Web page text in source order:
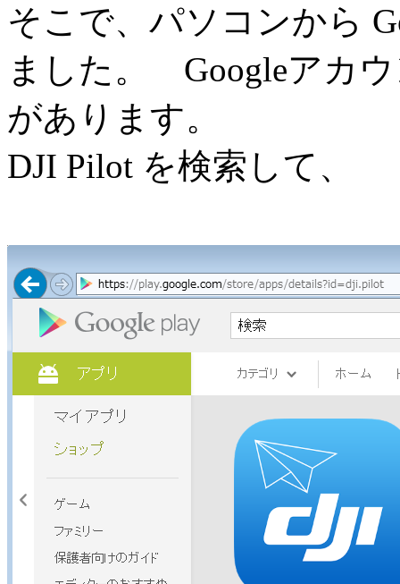
そこで、パソコンから
ました。 Googleアカ
があります。
DJI Pilot を検索して、